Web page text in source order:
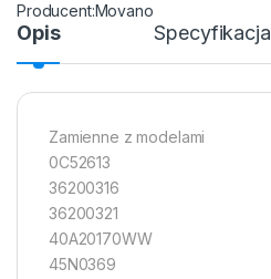
Movano
Opis Specyfikacja
Zamienne z modelami
0C52613
36200316
36200321
40A20170WW
45N0369